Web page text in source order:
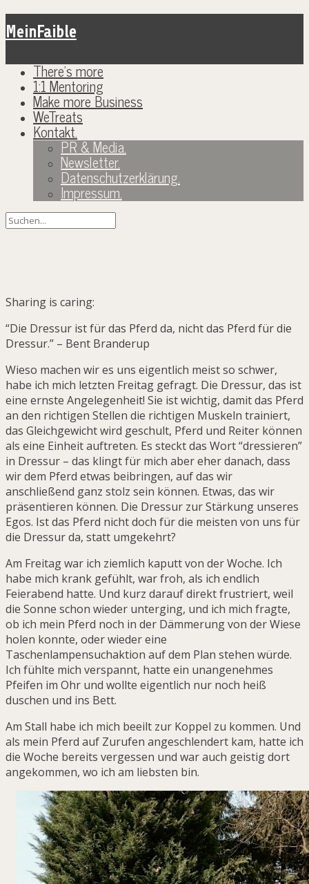
MeinFaible
There’s more
1:1 Mentoring
Make more Business
WeTreats
Kontakt.
PR & Media.
Newsletter.
Datenschutzerklärung.
Impressum.
Sharing is caring:
“Die Dressur ist für das Pferd da, nicht das Pferd für die
Dressur.” – Bent Branderup
Wieso machen wir es uns eigentlich meist so schwer,
habe ich mich letzten Freitag gefragt. Die Dressur, das ist
eine ernste Angelegenheit! Sie ist wichtig, damit das Pferd
an den richtigen Stellen die richtigen Muskeln trainiert,
das Gleichgewicht wird geschult, Pferd und Reiter können
als eine Einheit auftreten. Es steckt das Wort “dressieren”
in Dressur – das klingt für mich aber eher danach, dass
wir dem Pferd etwas beibringen, auf das wir
anschließend ganz stolz sein können. Etwas, das wir
präsentieren können. Die Dressur zur Stärkung unseres
Egos. Ist das Pferd nicht doch für die meisten von uns für
die Dressur da, statt umgekehrt?
Am Freitag war ich ziemlich kaputt von der Woche. Ich
habe mich krank gefühlt, war froh, als ich endlich
Feierabend hatte. Und kurz darauf direkt frustriert, weil
die Sonne schon wieder unterging, und ich mich fragte,
ob ich mein Pferd noch in der Dämmerung von der Wiese
holen konnte, oder wieder eine
Taschenlampensuchaktion auf dem Plan stehen würde.
Ich fühlte mich verspannt, hatte ein unangenehmes
Pfeifen im Ohr und wollte eigentlich nur noch heiß
duschen und ins Bett.
Am Stall habe ich mich beeilt zur Koppel zu kommen. Und
als mein Pferd auf Zurufen angeschlendert kam, hatte ich
die Woche bereits vergessen und war auch geistig dort
angekommen, wo ich am liebsten bin.